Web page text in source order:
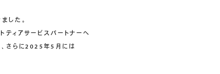
した。
ィアサービスパートナーへ
さらに2025年5月には